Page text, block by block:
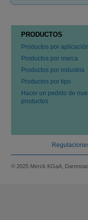
PRODUCTOS
Productos por aplicación
Productos por marca
Productos por industria
Productos por tipo
Hacer un pedido de
productos
© 2025 Merck KGaA,